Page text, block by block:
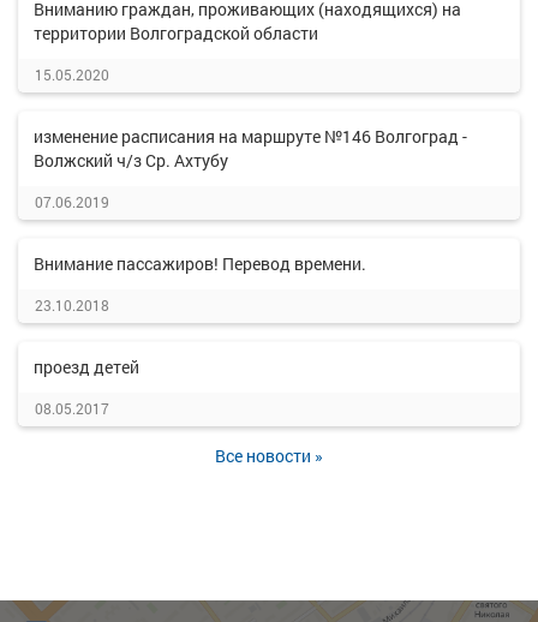
Вниманию граждан, проживающих (находящихся) на
территории Волгоградской области
15.05.2020
изменение расписания на маршруте №146 Волгоград -
Волжский ч/з Ср. Ахтубу
07.06.2019
Внимание пассажиров! Перевод времени.
23.10.2018
проезд детей
08.05.2017
Все новости »